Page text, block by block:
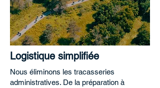
Logistique simplifiée
Nous éliminons les tracasseries
administratives. De la préparation à